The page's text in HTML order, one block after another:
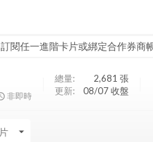
訂閱任一進階卡片或綁定合作券商
非即時
總量: 2,681 張
更新:
08/07 收盤
arrow_drop_down